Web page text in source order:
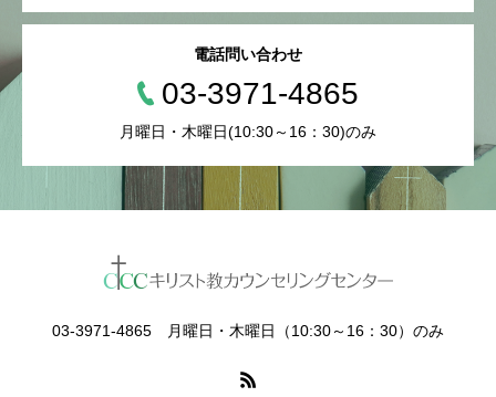
電話問い合わせ
03-3971-4865
月曜日・木曜日(10:30～16：30)のみ
03-3971-4865 月曜日・木曜日（10:30～16：30）のみ